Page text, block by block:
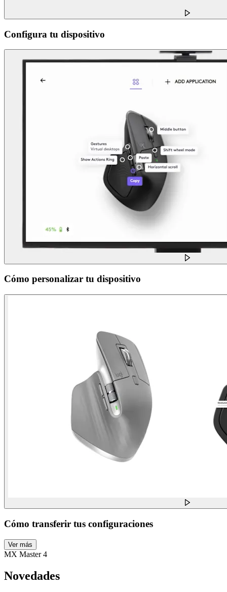
Configura tu dispositivo
Cómo personalizar tu dispositivo
Cómo transferir tus configuraciones
Ver más
MX Master 4
Novedades